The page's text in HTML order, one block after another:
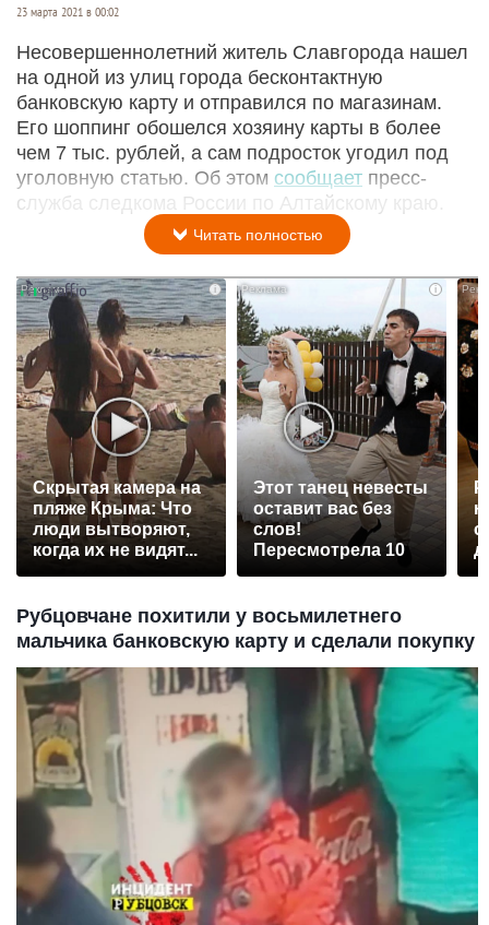
23 марта 2021 в 00:02
Несовершеннолетний житель Славгорода нашел
на одной из улиц города бесконтактную
банковскую карту и отправился по магазинам.
Его шоппинг обошелся хозяину карты в более
чем 7 тыс. рублей, а сам подросток угодил под
уголовную статью. Об этом сообщает пресс-
служба следкома России по Алтайскому краю.
Читать полностью
i
Скрытая камера на
пляже Крыма: Что
люди вытворяют,
когда их не видят...
i
Этот танец невесты
оставит вас без
слов!
Пересмотрела 10
Рубцовчане похитили у восьмилетнего
мальчика банковскую карту и сделали покупку